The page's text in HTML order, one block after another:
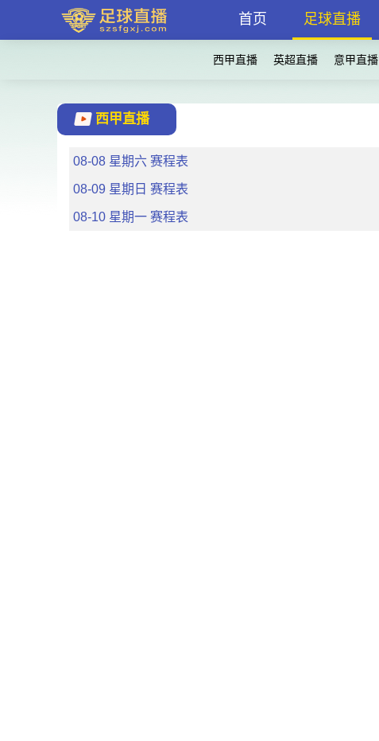
首页 足球直播
西甲直播 英超直播 意甲直播
西甲直播
08-08 星期六 赛程表
08-09 星期日 赛程表
08-10 星期一 赛程表